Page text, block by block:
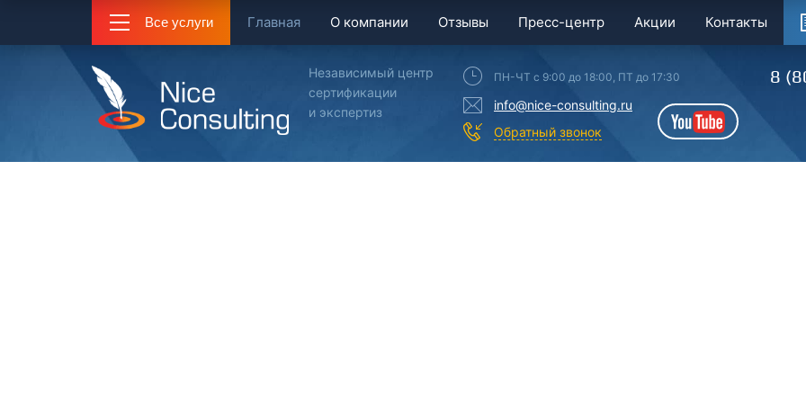
Все услуги Главная О компании Отзывы Пресс-центр Акции Контакты
Независимый центр
сертификации
и экспертиз
ПН-ЧТ с 9:00 до 18:00, ПТ до 17:30
info@nice-consulting.ru
Обратный звонок
YouTube
8